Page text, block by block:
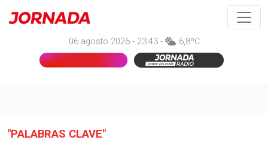
06 agosto 2026 - 23:43 - 6,8ºC
"PALABRAS CLAVE"